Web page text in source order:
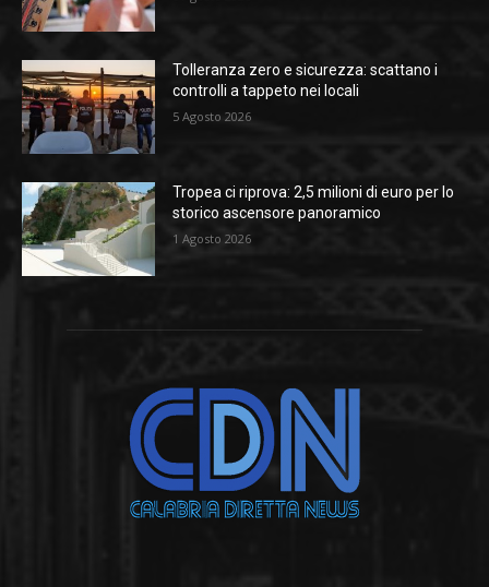
Tolleranza zero e sicurezza: scattano i
controlli a tappeto nei locali
5 Agosto 2026
Tropea ci riprova: 2,5 milioni di euro per lo
storico ascensore panoramico
1 Agosto 2026